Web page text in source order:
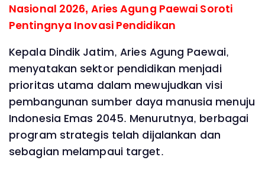
Nasional 2026, Aries Agung Paewai Soroti
Pentingnya Inovasi Pendidikan
Kepala Dindik Jatim, Aries Agung Paewai,
menyatakan sektor pendidikan menjadi
prioritas utama dalam mewujudkan visi
pembangunan sumber daya manusia menuju
Indonesia Emas 2045. Menurutnya, berbagai
program strategis telah dijalankan dan
sebagian melampaui target.